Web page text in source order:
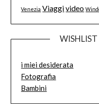
Venezia Viaggivideo
i miei desiderata
Fotografia
Bambini